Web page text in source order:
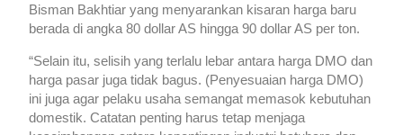
Bisman Bakhtiar yang menyarankan kisaran harga baru
berada di angka 80 dollar AS hingga 90 dollar AS per ton.
“Selain itu, selisih yang terlalu lebar antara harga DMO dan
harga pasar juga tidak bagus. (Penyesuaian harga DMO)
ini juga agar pelaku usaha semangat memasok kebutuhan
domestik. Catatan penting harus tetap menjaga